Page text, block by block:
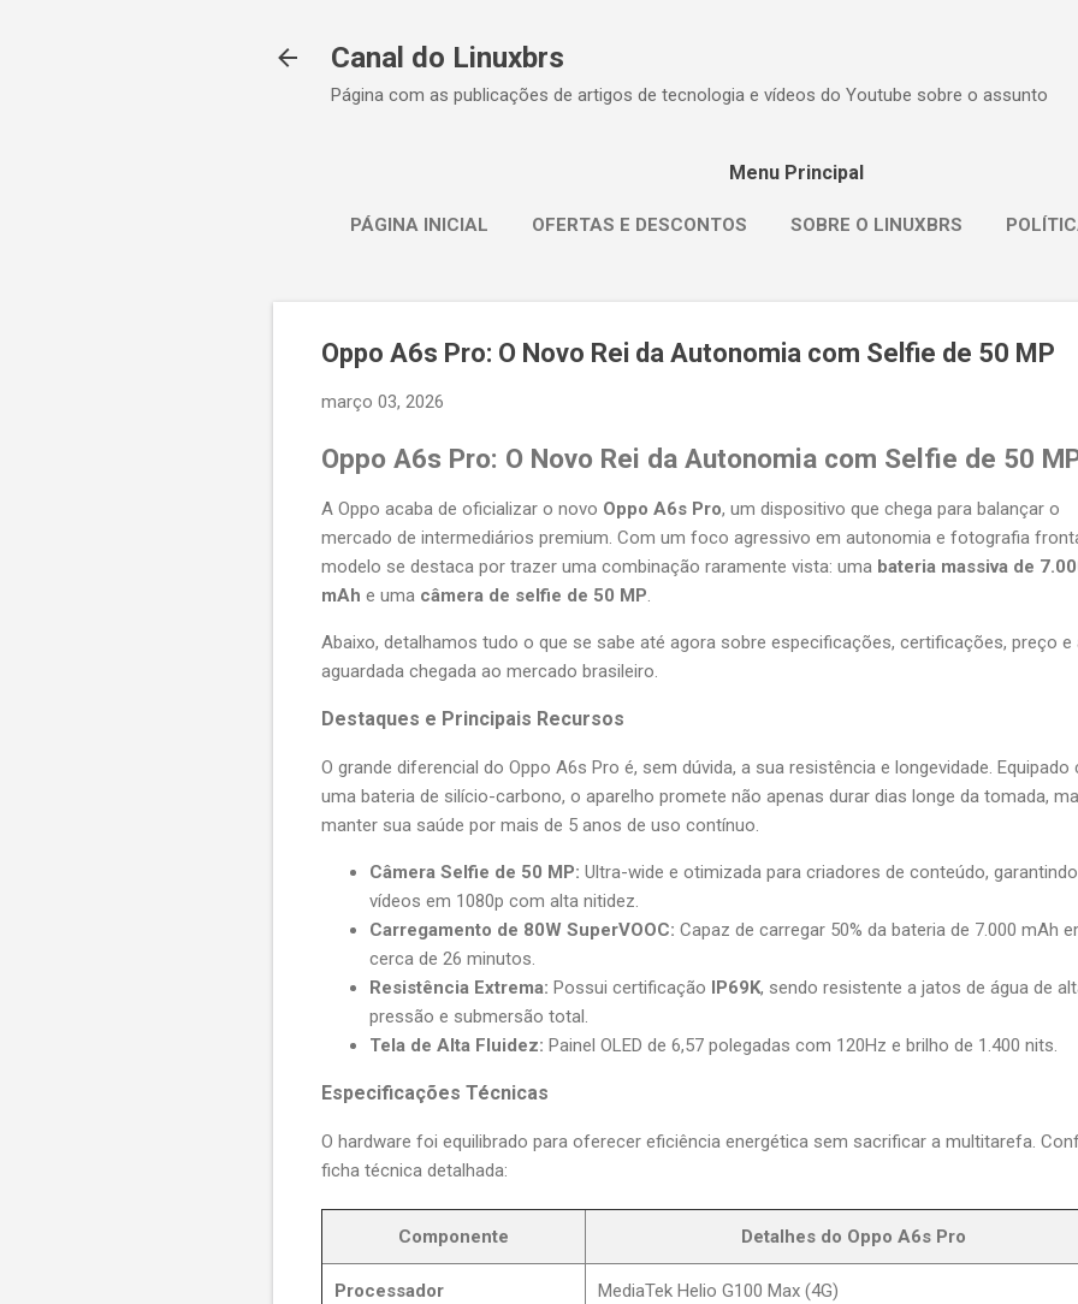
Canal do Linuxbrs
Página com as publicações de artigos de tecnologia e vídeos do Youtube sobre o assunto
Menu Principal
PÁGINA INICIAL OFERTAS E DESCONTOS SOBRE O LINUXBRS
Oppo A6s Pro: O Novo Rei da Autonomia com Selfie de 50 MP
março 03, 2026
Oppo A6s Pro: O Novo Rei da Autonomia com Selfie de 50
A Oppo acaba de oficializar o novo Oppo A6s Pro, um dispositivo que chega para balançar o
mercado de intermediários premium. Com um foco agressivo em autonomia e fotografia
modelo se destaca por trazer uma combinação raramente vista: uma bateria massiva de
mAh e uma câmera de selfie de 50 MP.
Abaixo, detalhamos tudo o que se sabe até agora sobre especificações, certificações, preço e
aguardada chegada ao mercado brasileiro.
Destaques e Principais Recursos
O grande diferencial do Oppo A6s Pro é, sem dúvida, a sua resistência e longevidade. Equipado
uma bateria de silício-carbono, o aparelho promete não apenas durar dias longe da tomada,
manter sua saúde por mais de 5 anos de uso contínuo.
Câmera Selfie de 50 MP: Ultra-wide e otimizada para criadores de conteúdo, garantindo
vídeos em 1080p com alta nitidez.
Carregamento de 80W SuperVOOC: Capaz de carregar 50% da bateria de 7.000 mAh
cerca de 26 minutos.
Resistência Extrema: Possui certificação IP69K, sendo resistente a jatos de água de
pressão e submersão total.
Tela de Alta Fluidez: Painel OLED de 6,57 polegadas com 120Hz e brilho de 1.400 nits.
Especificações Técnicas
O hardware foi equilibrado para oferecer eficiência energética sem sacrificar a multitarefa.
ficha técnica detalhada:
Componente Detalhes do Oppo A6s Pro
Processador MediaTek Helio G100 Max (4G)